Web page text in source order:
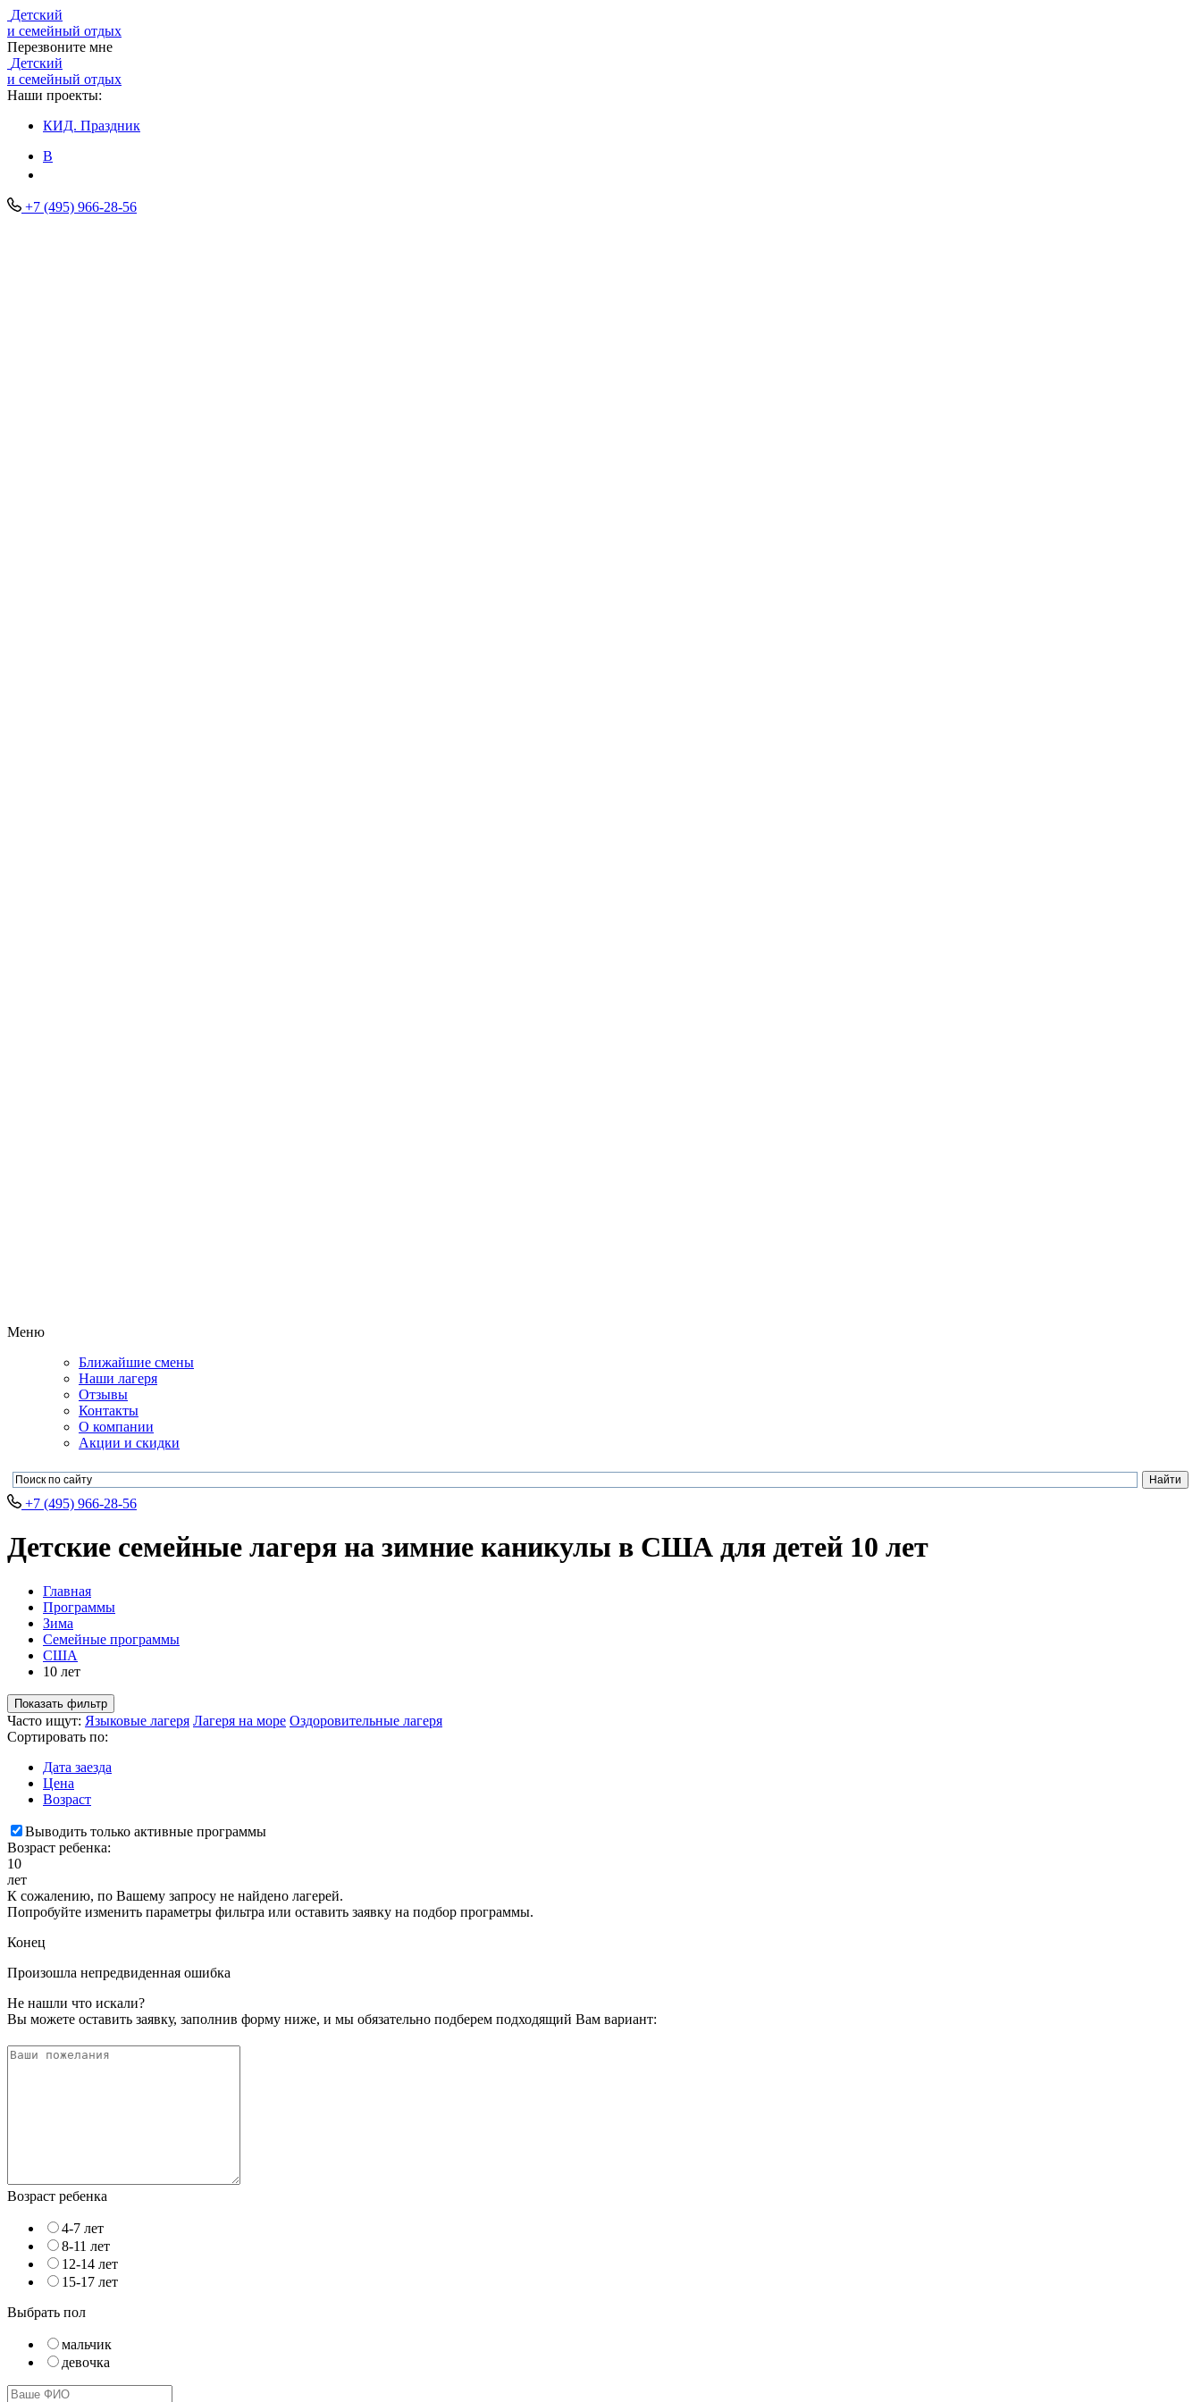
Детский
и семейный отдых
Перезвоните мне
Детский
и семейный отдых
Наши проекты:
КИД. Праздник
В
+7 (495) 966-28-56
Меню
Ближайшие смены
Наши лагеря
Отзывы
Контакты
О компании
Акции и скидки
+7 (495) 966-28-56
Детские семейные лагеря на зимние каникулы в США для детей 10 лет
Главная
Программы
Зима
Семейные программы
США
10 лет
Показать фильтр
Часто ищут: Языковые лагеря Лагеря на море Оздоровительные лагеря
Сортировать по:
Дата заезда
Цена
Возраст
Выводить только активные программы
Возраст ребенка:
10
лет
К сожалению, по Вашему запросу не найдено лагерей.
Попробуйте изменить параметры фильтра или оставить заявку на подбор программы.
Конец
Произошла непредвиденная ошибка
Не нашли что искали?
Вы можете оставить заявку, заполнив форму ниже, и мы обязательно подберем подходящий Вам вариант:
Возраст ребенка
4-7 лет
8-11 лет
12-14 лет
15-17 лет
Выбрать пол
мальчик
девочка